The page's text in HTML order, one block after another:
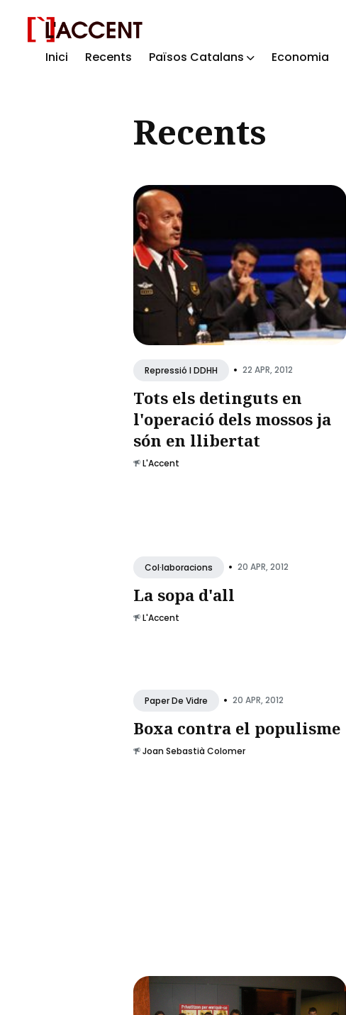
Inici Recents Països Catalans Economia
Recents
Repressió I DDHH • 22 APR, 2012
Tots els detinguts en
l'operació dels mossos ja
són en llibertat
L'Accent
Col·laboracions • 20 APR, 2012
La sopa d'all
L'Accent
Paper De Vidre • 20 APR, 2012
Boxa contra el populisme
Joan Sebastià Colomer